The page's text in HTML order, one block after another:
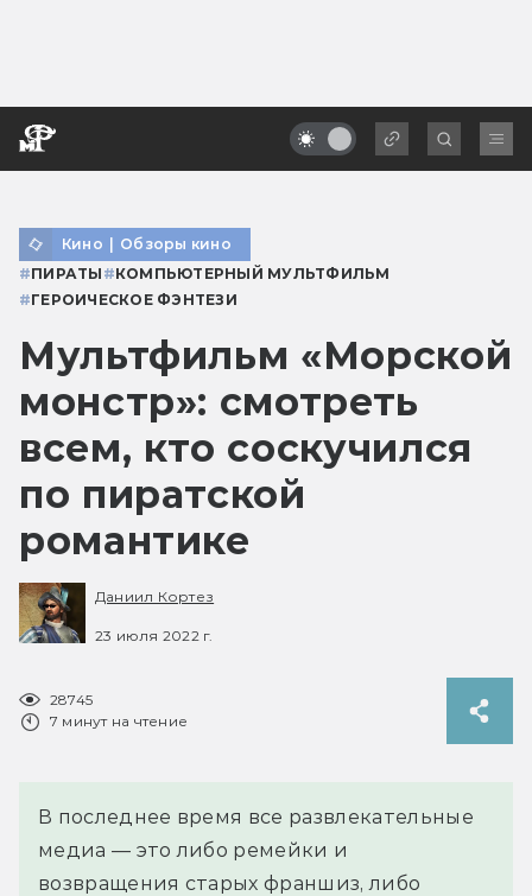
Кино | Обзоры кино
#ПИРАТЫ #КОМПЬЮТЕРНЫЙ МУЛЬТФИЛЬМ
#ГЕРОИЧЕСКОЕ ФЭНТЕЗИ
Мультфильм «Морской
монстр»: смотреть
всем, кто соскучился
по пиратской
романтике
Даниил Кортез
23 июля 2022 г.
28745
7 минут на чтение
В последнее время все развлекательные
медиа — это либо ремейки и
возвращения старых франшиз, либо